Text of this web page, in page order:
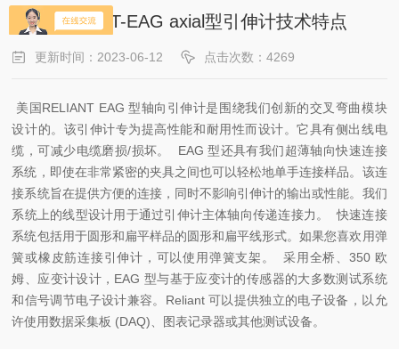
美国RELIANT-EAG axial型引伸计技术特点
更新时间：2023-06-12 点击次数：4269
美国RELIANT EAG 型轴向引伸计是围绕我们创新的交叉弯曲模块
设计的。该引伸计专为提高性能和耐用性而设计。它具有侧出线电
缆，可减少电缆磨损/损坏。 EAG 型还具有我们超薄轴向快速连接
系统，即使在非常紧密的夹具之间也可以轻松地单手连接样品。该连
接系统旨在提供方便的连接，同时不影响引伸计的输出或性能。我们
系统上的线型设计用于通过引伸计主体轴向传递连接力。 快速连接
系统包括用于圆形和扁平样品的圆形和扁平线形式。如果您喜欢用弹
簧或橡皮筋连接引伸计，可以使用弹簧支架。 采用全桥、350 欧
姆、应变计设计，EAG 型与基于应变计的传感器的大多数测试系统
和信号调节电子设计兼容。Reliant 可以提供独立的电子设备，以允
许使用数据采集板 (DAQ)、图表记录器或其他测试设备。